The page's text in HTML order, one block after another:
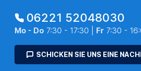
06221 52048030
Mo - Do 7:30 - 17:30 | Fr 7:30 -
SCHICKEN SIE UNS EINE